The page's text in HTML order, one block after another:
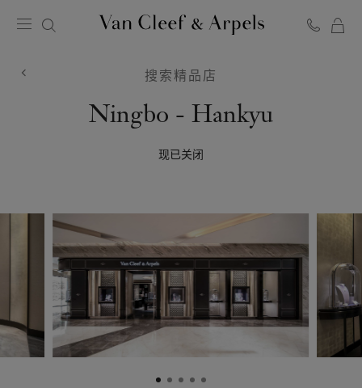
&
梵
雅
页
搜索精品店
Van
Ningbo - Hankyu
现已关闭